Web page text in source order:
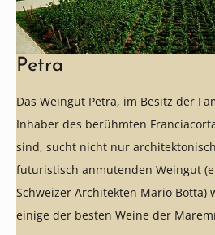
Petra
Das Weingut Petra, im Besitz der
Inhaber des berühmten
sind, sucht nicht nur
futuristisch anmutenden Weingut
Schweizer Architekten Mario Botta)
einige der besten Weine der